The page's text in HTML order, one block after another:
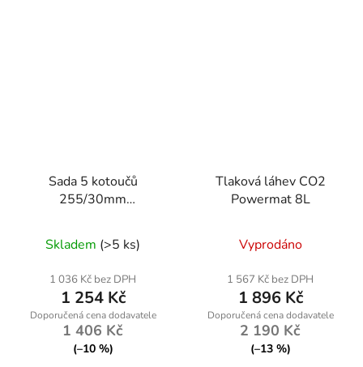
Sada 5 kotoučů
255/30mm
Skladem (>5 ks)
1 036 Kč bez DPH
1 254 Kč
1 406 Kč
(–10 %)
Tlaková láhev CO2
Powermat 8L
Vyprodáno
1 567 Kč bez DPH
1 896 Kč
2 190 Kč
(–13 %)